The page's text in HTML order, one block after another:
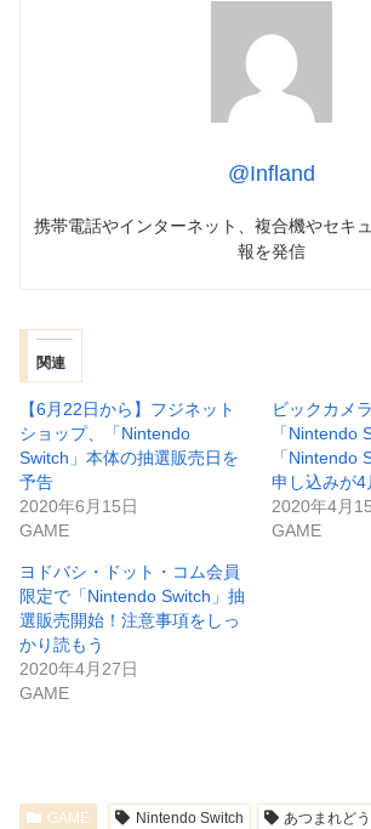
@Infland
携帯電話やインターネット、複合機やセキ
報を発信
関連
【6月22日から】フジネット
ショップ、「Nintendo
Switch」本体の抽選販売日を
予告
2020年6月15日
GAME
ビックカメ
「Nintendo
「Nintendo
申し込みが
2020年4月
GAME
ヨドバシ・ドット・コム会員
限定で「Nintendo Switch」抽
選販売開始！注意事項をしっ
かり読もう
2020年4月27日
GAME
GAME Nintendo Switch
あつまれど